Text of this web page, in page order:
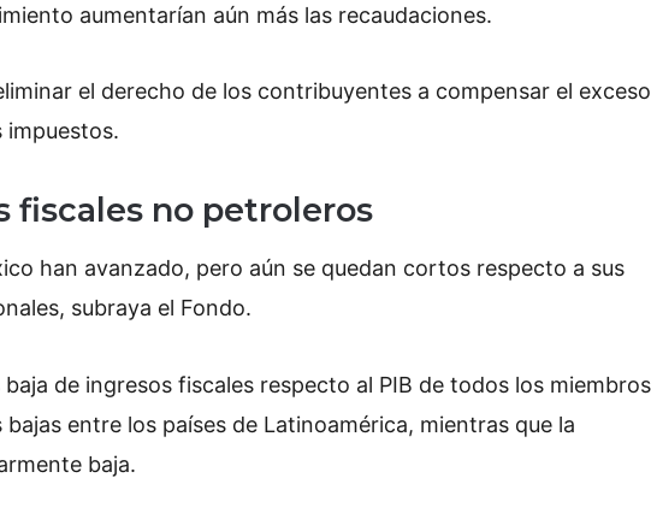
aumentarían aún más las recaudaciones.
el derecho de los contribuyentes a compensar el exceso
impuestos.
fiscales no petroleros
han avanzado, pero aún se quedan cortos respecto a sus
subraya el Fondo.
de ingresos fiscales respecto al PIB de todos los miembros
bajas entre los países de Latinoamérica, mientras que la
baja.